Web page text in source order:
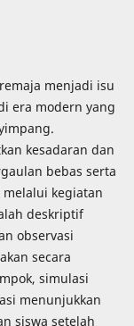
menjadi isu
era modern yang
kesadaran dan
bebas serta
kegiatan
deskriptif
observasi
secara
simulasi
menunjukkan
siswa setelah